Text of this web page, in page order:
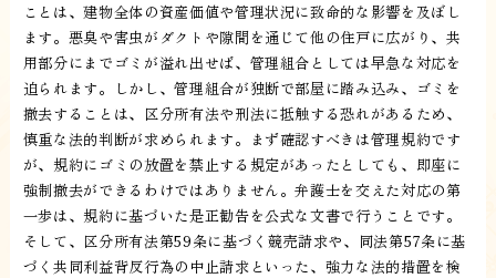
ことは、建物全体の資産価値や管理状況に致命的な影響を及ぼし
ます。悪臭や害虫がダクトや隙間を通じて他の住戸に広がり、共
用部分にまでゴミが溢れ出せば、管理組合としては早急な対応を
迫られます。しかし、管理組合が独断で部屋に踏み込み、ゴミを
撤去することは、区分所有法や刑法に抵触する恐れがあるため、
慎重な法的判断が求められます。まず確認すべきは管理規約です
が、規約にゴミの放置を禁止する規定があったとしても、即座に
強制撤去ができるわけではありません。弁護士を交えた対応の第
一歩は、規約に基づいた是正勧告を公式な文書で行うことです。
そして、区分所有法第59条に基づく競売請求や、同法第57条に基
づく共同利益背反行為の中止請求といった、強力な法的措置を検